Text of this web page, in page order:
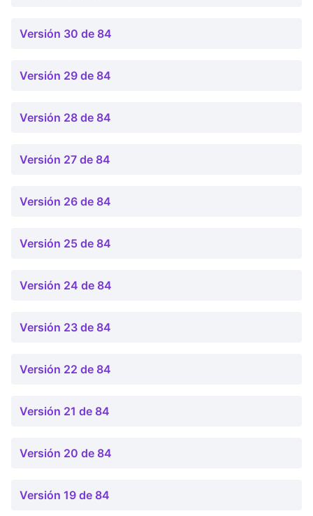
Versión 30 de 84
Versión 29 de 84
Versión 28 de 84
Versión 27 de 84
Versión 26 de 84
Versión 25 de 84
Versión 24 de 84
Versión 23 de 84
Versión 22 de 84
Versión 21 de 84
Versión 20 de 84
Versión 19 de 84